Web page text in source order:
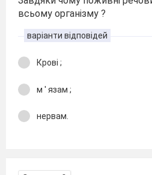
всьому організму ?
варіанти відповідей
Крові ;
м ' язам ;
нервам.